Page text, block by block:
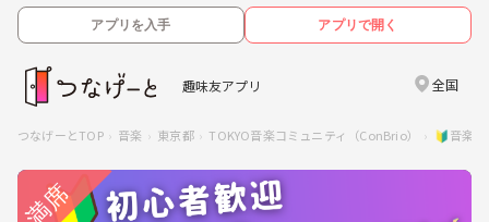
アプリを入手 アプリで開く
趣味友アプリ 全国
つなげーとTOP 音楽 東京都 TOKYO音楽コミュニティ（ConBrio） 🔰音楽初